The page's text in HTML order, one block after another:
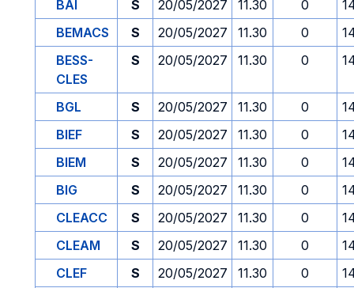
BAI
S 20/05/2027 11.30 0
BEMACS
S 20/05/2027 11.30 0
BESS-
CLES
S 20/05/2027 11.30 0
BGL S 20/05/2027 11.30 0
BIEF
S 20/05/2027 11.30 0
BIEM
S 20/05/2027 11.30 0
BIG
S 20/05/2027 11.30 0
CLEACC
S 20/05/2027 11.30 0
CLEAM
S 20/05/2027 11.30 0
CLEF
S 20/05/2027 11.30 0